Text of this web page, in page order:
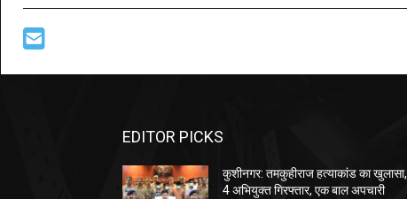
EDITOR PICKS
कुशीनगर: तमकुहीराज हत्याकांड का खुलासा,
4 अभियुक्त गिरफ्तार, एक बाल अपचारी